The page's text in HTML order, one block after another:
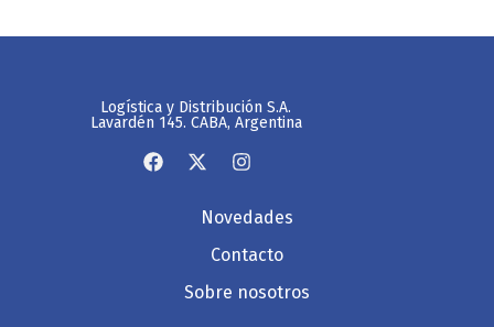
Logística y Distribución S.A.
Lavardén 145. CABA, Argentina
Novedades
Contacto
Sobre nosotros